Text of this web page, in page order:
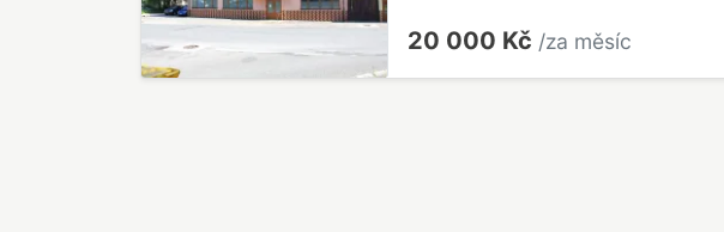
20 000 Kč /za měsíc